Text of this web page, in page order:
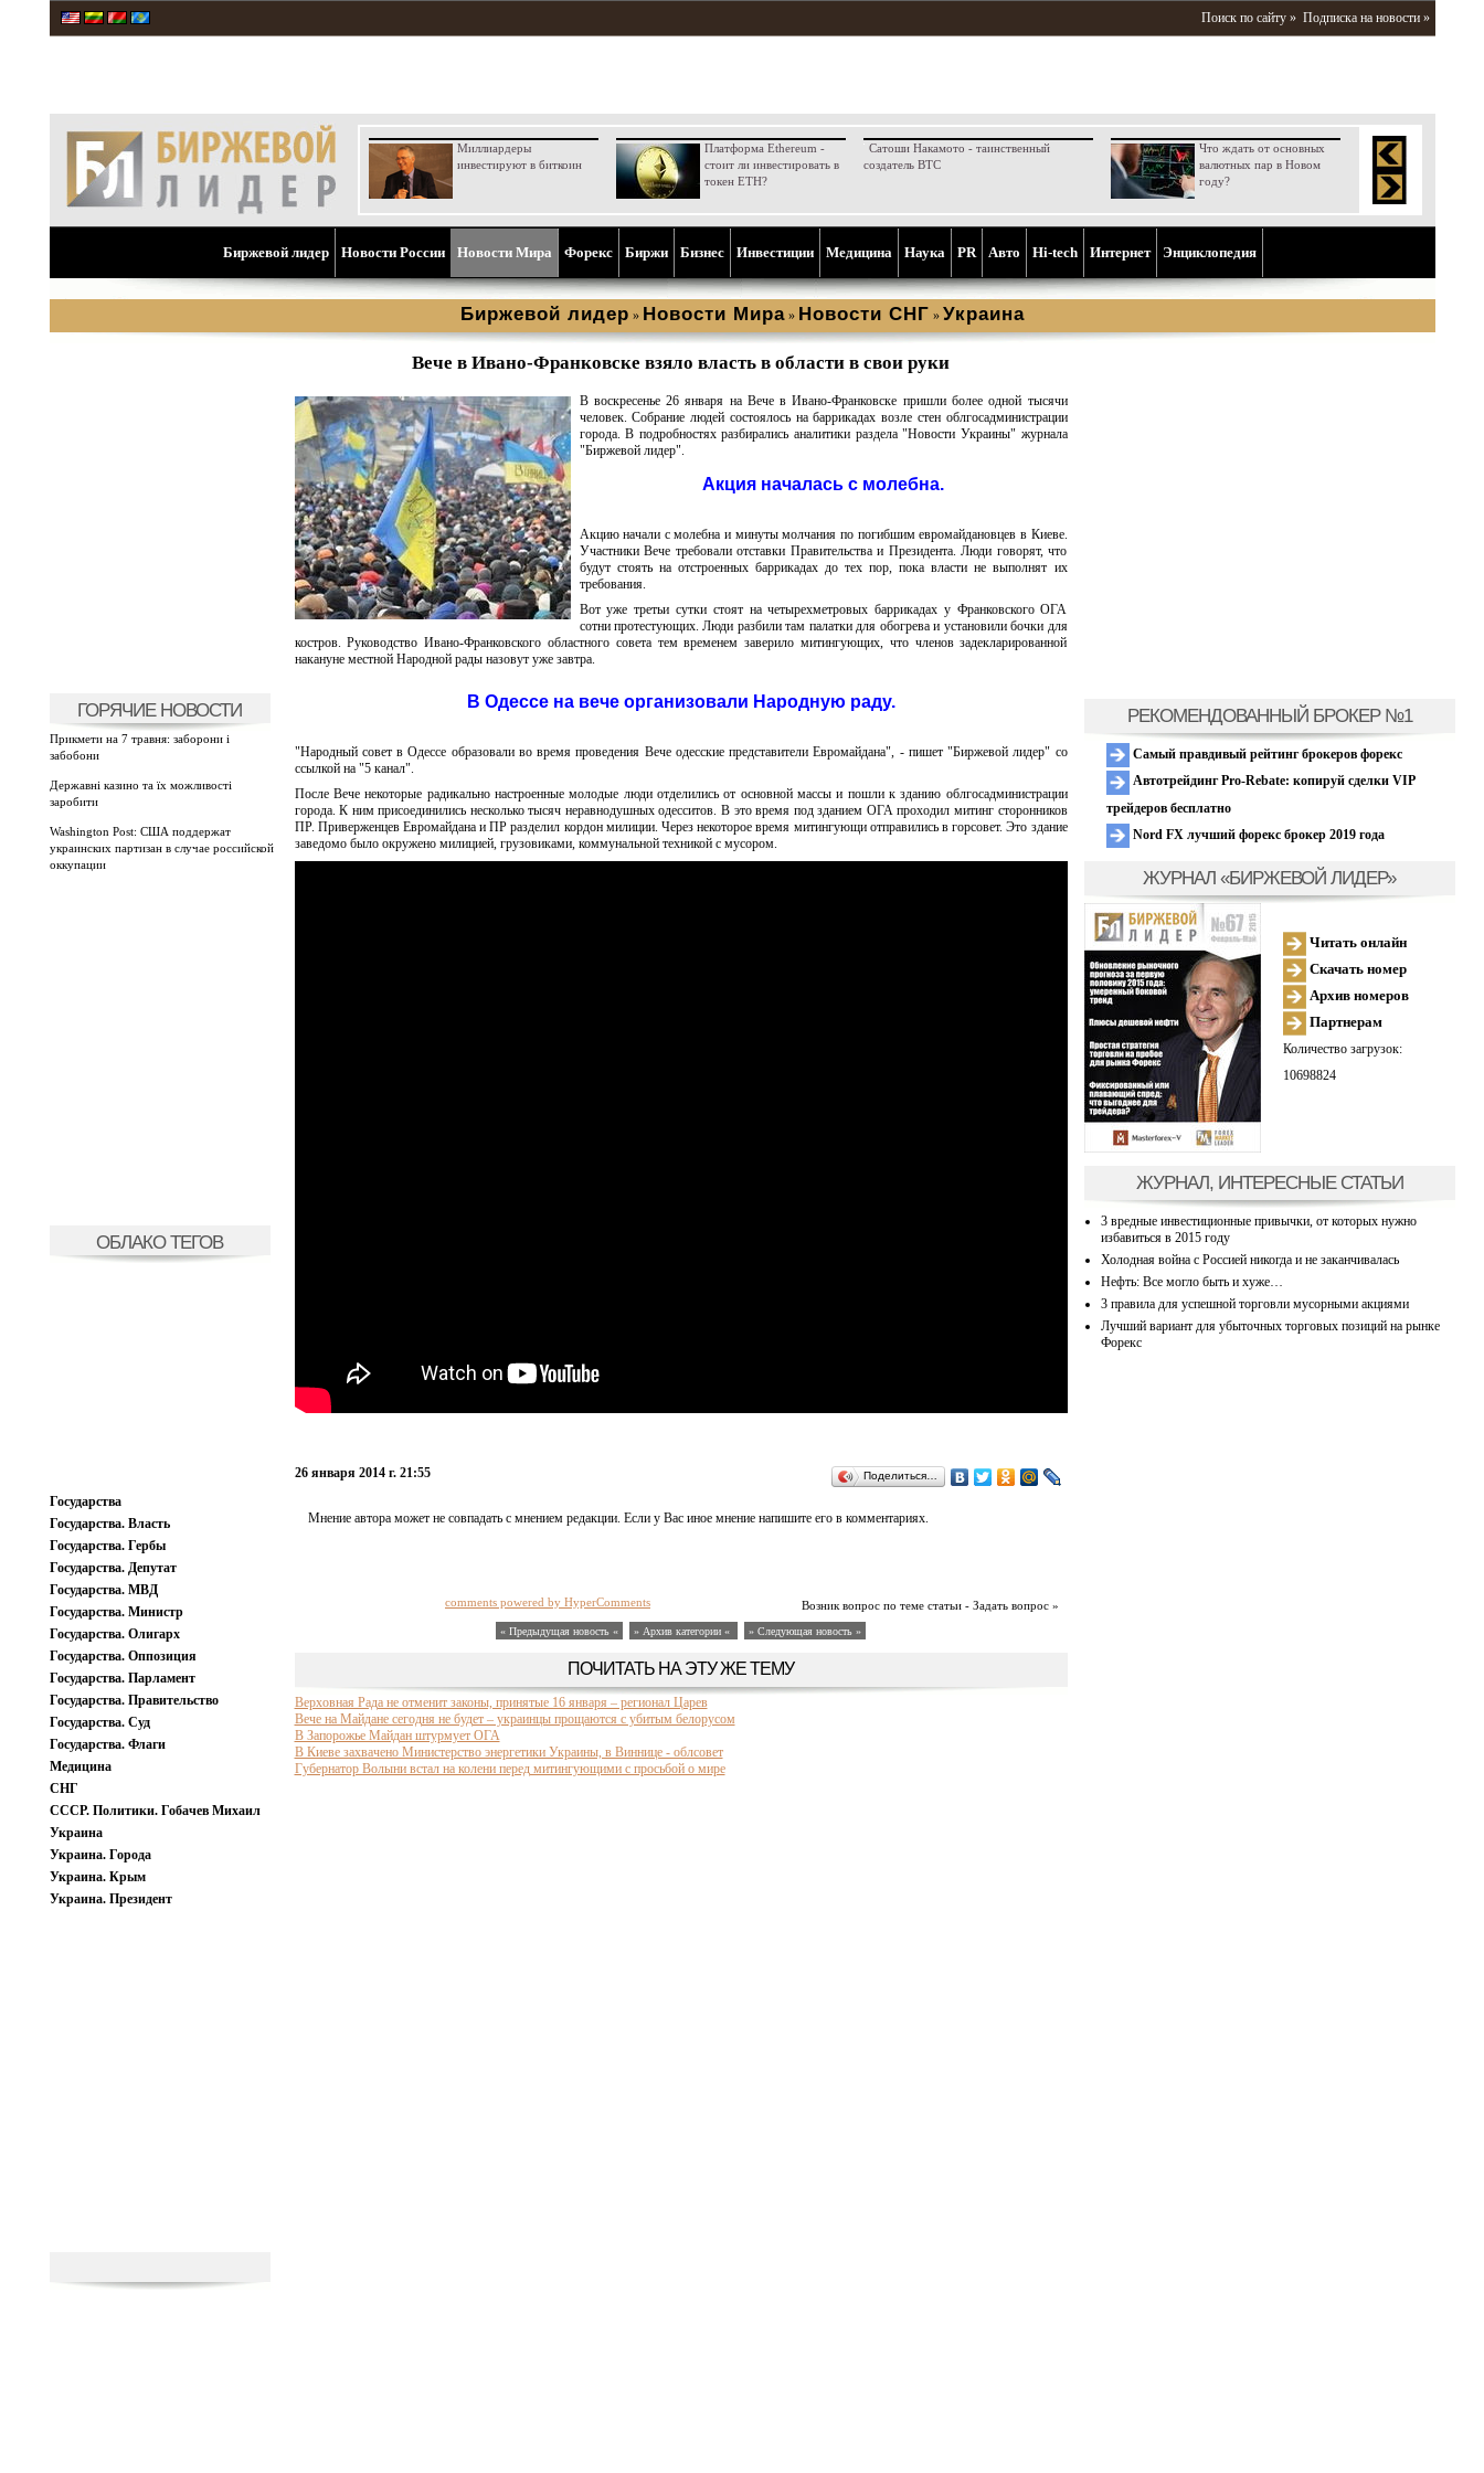
Поиск по сайту » Подписка на новости »
Миллиардеры
инвестируют в биткоин
Платформа Ethereum -
стоит ли инвестировать в
токен ETH?
Сатоши Накамото - таинственный
создатель BTC
Что ждать от основных
валютных пар в Новом
году?
Биржевой лидер Новости России Новости Мира Форекс Биржи Бизнес Инвестиции Медицина Наука PR Aвто Hi-tech Интернет Энциклопедия
Биржевой лидер » Новости Мира » Новости СНГ » Украина
ГОРЯЧИЕ НОВОСТИ
Прикмети на 7 травня: заборони і
забобони
Державні казино та їх можливості
заробити
Washington Post: США поддержат
украинских партизан в случае российской
оккупации
ОБЛАКО ТЕГОВ
Государства
Государства. Власть
Государства. Гербы
Государства. Депутат
Государства. МВД
Государства. Министр
Государства. Олигарх
Государства. Оппозиция
Государства. Парламент
Государства. Правительство
Государства. Суд
Государства. Флаги
Медицина
СНГ
СССР. Политики. Гобачев Михаил
Украина
Украина. Города
Украина. Крым
Украина. Президент
Вече в Ивано-Франковске взяло власть в области в свои руки
В воскресенье 26 января на Вече в Ивано-Франковске пришли более одной тысячи
человек. Собрание людей состоялось на баррикадах возле стен облгосадминистрации
города. В подробностях разбирались аналитики раздела "Новости Украины" журнала
"Биржевой лидер".
Акция началась с молебна.
Акцию начали с молебна и минуты молчания по погибшим евромайдановцев в Киеве.
Участники Вече требовали отставки Правительства и Президента. Люди говорят, что
будут стоять на отстроенных баррикадах до тех пор, пока власти не выполнят их
требования.
Вот уже третьи сутки стоят на четырехметровых баррикадах у Франковского ОГА
сотни протестующих. Люди разбили там палатки для обогрева и установили бочки для
костров. Руководство Ивано-Франковского областного совета тем временем заверило митингующих, что членов задекларированной
накануне местной Народной рады назовут уже завтра.
В Одессе на вече организовали Народную раду.
"Народный совет в Одессе образовали во время проведения Вече одесские представители Евромайдана", - пишет "Биржевой лидер" со
ссылкой на "5 канал".
После Вече некоторые радикально настроенные молодые люди отделились от основной массы и пошли к зданию облгосадминистрации
города. К ним присоединились несколько тысяч неравнодушных одесситов. В это время под зданием ОГА проходил митинг сторонников
ПР. Приверженцев Евромайдана и ПР разделил кордон милиции. Через некоторое время митингующи отправились в горсовет. Это здание
заведомо было окружено милицией, грузовиками, коммунальной техникой с мусором.
26 января 2014 г. 21:55 Поделиться…
Мнение автора может не совпадать с мнением редакции. Если у Вас иное мнение напишите его в комментариях.
Возник вопрос по теме статьи - Задать вопрос »
comments powered by HyperComments
« Предыдущая новость « » Архив категории « » Следующая новость »
ПОЧИТАТЬ НА ЭТУ ЖЕ ТЕМУ
Верховная Рада не отменит законы, принятые 16 января – регионал Царев
Вече на Майдане сегодня не будет – украинцы прощаются с убитым белорусом
В Запорожье Майдан штурмует ОГА
В Киеве захвачено Министерство энергетики Украины, в Виннице - облсовет
Губернатор Волыни встал на колени перед митингующими с просьбой о мире
РЕКОМЕНДОВАННЫЙ БРОКЕР №1
Самый правдивый рейтинг брокеров форекс
Автотрейдинг Pro-Rebate: копируй сделки VIP
трейдеров бесплатно
Nord FX лучший форекс брокер 2019 года
ЖУРНАЛ «БИРЖЕВОЙ ЛИДЕР»
Читать онлайн
Скачать номер
Архив номеров
Партнерам
Количество загрузок:
10698824
ЖУРНАЛ, ИНТЕРЕСНЫЕ СТАТЬИ
3 вредные инвестиционные привычки, от которых нужно
избавиться в 2015 году
Холодная война с Россией никогда и не заканчивалась
Нефть: Все могло быть и хуже…
3 правила для успешной торговли мусорными акциями
Лучший вариант для убыточных торговых позиций на рынке
Форекс